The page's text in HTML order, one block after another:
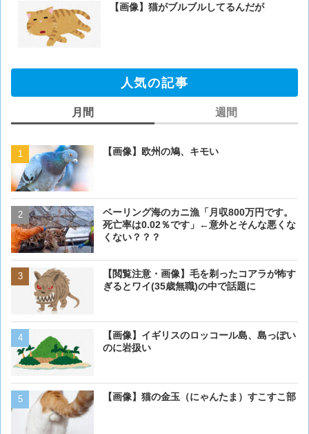
【画像】猫がブルブルしてるんだが
人気の記事
月間
【画像】欧州の鳩、キモい
ベーリング海のカニ漁「月収800万円です。
死亡率は0.02％です」←意外とそんな悪くな
くない？？？
【閲覧注意・画像】毛を剃ったコアラが怖す
ぎるとワイ(35歳無職)の中で話題に
【画像】イギリスのロッコール島、島っぽい
のに岩扱い
【画像】猫の金玉（にゃんたま）すこすこ部
週間
【画像】欧州の鳩、キモい
【閲覧注意・画像】毛を剃
ぎるとワイ(35歳無職)の中
【画像】イギリスのロッコ
のに岩扱い
犬って普段何考えてるの？
【画像大量！】イッヌさん